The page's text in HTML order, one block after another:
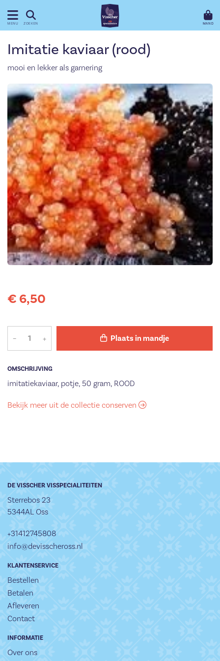
MENU ZOEKEN MAND
OMSCHRIJVING
imitatiekaviaar, potje, 50 gram, ROOD
Imitatie kaviaar (rood)
mooi en lekker als garnering
€ 6,50
– + Plaats in mandje
Bekijk meer uit de collectie conserven
DE VISSCHER VISSPECIALITEITEN
Sterrebos 23
5344AL Oss
+31412745808
info@devisscheross.nl
KLANTENSERVICE
Bestellen
Betalen
Afleveren
Contact
INFORMATIE
Over ons